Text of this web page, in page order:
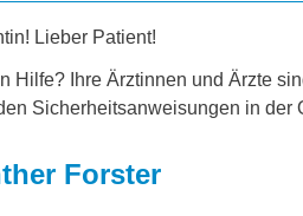
Lieber Patient!
Hilfe? Ihre Ärztinnen und Ärzte
Sicherheitsanweisungen in der
Forster